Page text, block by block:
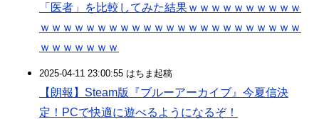
「医者」を比較してみた結果ｗｗｗｗｗｗｗｗｗｗ
ｗｗｗｗｗｗｗｗｗｗｗｗｗｗｗｗｗｗｗｗｗｗｗ
ｗｗｗｗｗｗｗ
2025-04-11 23:00:55 はちま起稿
【朗報】Steam版『ブルーアーカイブ』今夏信決
定！PCで快適に遊べるようになるぞ！